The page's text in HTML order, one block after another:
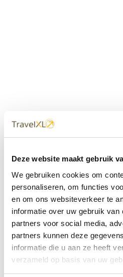
Deze website maakt gebruik
We gebruiken cookies om
personaliseren, om functies
en om ons websiteverkeer te
informatie over uw gebruik van
partners voor social media,
partners kunnen deze
informatie die u aan ze heeft
verzameld op basis van uw
dichtbij
Met 60+ verkooppunten in
met onze XL Travelcenters,
TravelXL@Home en deze
klaar.
• Ontzorgen van A-Z •
Bespaar tijd en stress
TravelXL